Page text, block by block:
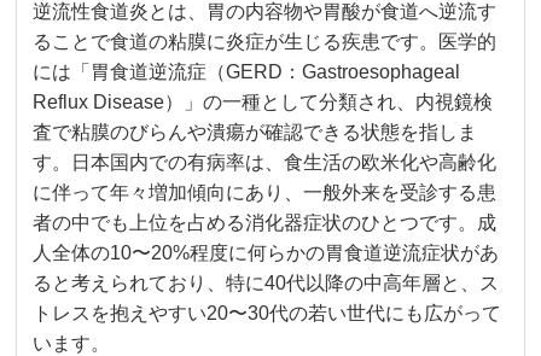
逆流性食道炎とは、胃の内容物や胃酸が食道へ逆流す
ることで食道の粘膜に炎症が生じる疾患です。医学的
には「胃食道逆流症（GERD：Gastroesophageal
Reflux Disease）」の一種として分類され、内視鏡検
査で粘膜のびらんや潰瘍が確認できる状態を指しま
す。日本国内での有病率は、食生活の欧米化や高齢化
に伴って年々増加傾向にあり、一般外来を受診する患
者の中でも上位を占める消化器症状のひとつです。成
人全体の10〜20%程度に何らかの胃食道逆流症状があ
ると考えられており、特に40代以降の中高年層と、ス
トレスを抱えやすい20〜30代の若い世代にも広がって
います。